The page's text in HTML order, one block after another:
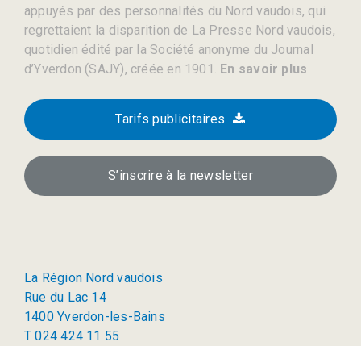
appuyés par des personnalités du Nord vaudois, qui
regrettaient la disparition de La Presse Nord vaudois,
quotidien édité par la Société anonyme du Journal
d’Yverdon (SAJY), créée en 1901. En savoir plus
Tarifs publicitaires
S’inscrire à la newsletter
La Région Nord vaudois
Rue du Lac 14
1400 Yverdon-les-Bains
T 024 424 11 55